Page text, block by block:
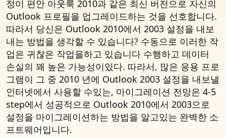
정이 편안 아웃룩 2010과 같은 최신 버전으로 자신의
Outlook 프로필을 업그레이드하는 것을 선호합니다.
따라서 당신은 Outlook 2010에서 2003 설정을 내보
내는 방법을 생각할 수 있습니다? 수동으로 이러한 작
업은 귀찮은 작업을하고 있습니다 수행하고 데이터
손실의 꽤 높은 가능성이있다. 따라서, 많은 응용 프로
그램이 그 중 2010 년에 Outlook 2003 설정을 내보낼
인터넷에서 사용할 수있는, 마이그레이션 전망은 4-5
step에서 성공적으로 Outlook 2010에서 2003으로
설정을 마이그레이션하는 방법을 알고있는 완벽한 소
프트웨어입니다.